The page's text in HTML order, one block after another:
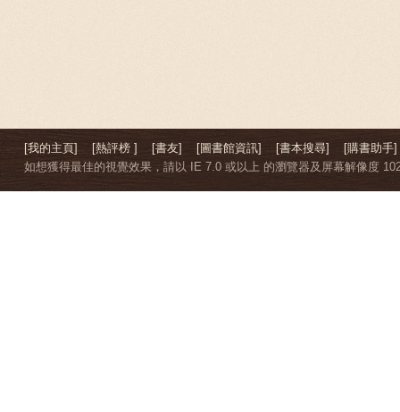
[我的主頁] [熱評榜 ] [書友] [圖書館資訊] [書本搜尋]
[購書助手]
如想獲得最佳的視覺效果，請以 IE 7.0 或以上 的瀏覽器及屏幕解像度